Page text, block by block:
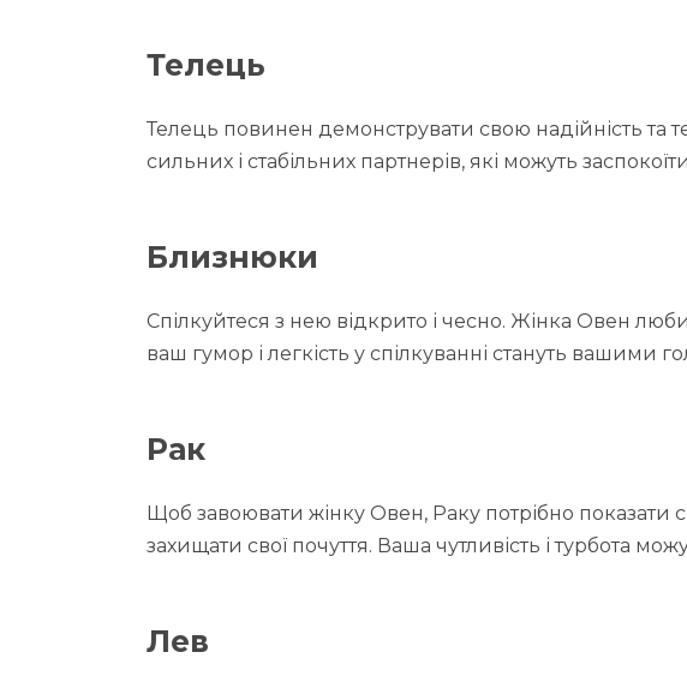
Телець
Телець повинен демонструвати свою надійність та
сильних і стабільних партнерів, які можуть
Близнюки
Спілкуйтеся з нею відкрито і чесно. Жінка Овен
ваш гумор і легкість у спілкуванні стануть вашими
Рак
Щоб завоювати жінку Овен, Раку потрібно показати
захищати свої почуття. Ваша чутливість і турбота
Лев